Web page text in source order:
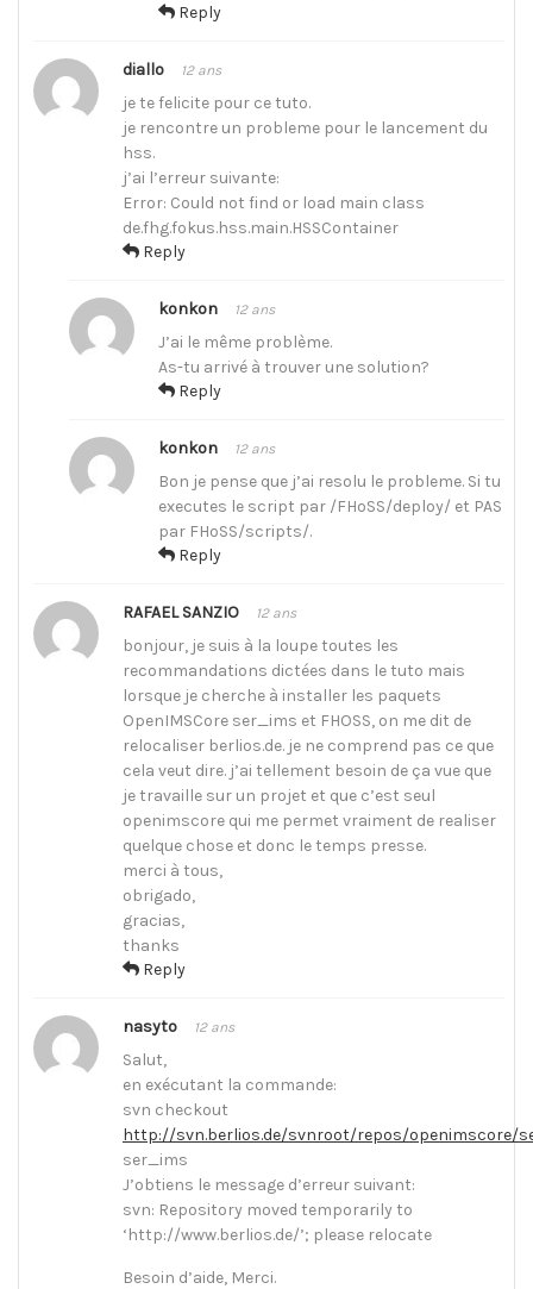
Reply
diallo 12 ans
je te felicite pour ce tuto.
je rencontre un probleme pour le lancement du
hss.
j’ai l’erreur suivante:
Error: Could not find or load main class
de.fhg.fokus.hss.main.HSSContainer
Reply
konkon 12 ans
J’ai le même problème.
As-tu arrivé à trouver une solution?
Reply
konkon 12 ans
Bon je pense que j’ai resolu le probleme. Si tu
executes le script par /FHoSS/deploy/ et PAS
par FHoSS/scripts/.
Reply
RAFAEL SANZIO 12 ans
bonjour, je suis à la loupe toutes les
recommandations dictées dans le tuto mais
lorsque je cherche à installer les paquets
OpenIMSCore ser_ims et FHOSS, on me dit de
relocaliser berlios.de. je ne comprend pas ce que
cela veut dire. j’ai tellement besoin de ça vue que
je travaille sur un projet et que c’est seul
openimscore qui me permet vraiment de realiser
quelque chose et donc le temps presse.
merci à tous,
obrigado,
gracias,
thanks
Reply
nasyto 12 ans
Salut,
en exécutant la commande:
svn checkout
http://svn.berlios.de/svnroot/repos/openimscore/
ser_ims
J’obtiens le message d’erreur suivant:
svn: Repository moved temporarily to
‘http://www.berlios.de/’; please relocate
Besoin d’aide, Merci.